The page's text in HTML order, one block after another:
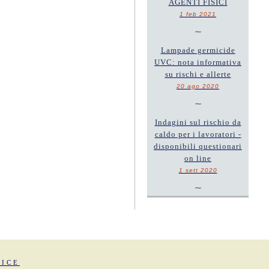
AGENTI FISICI
1 feb 2021
~
Lampade germicide
UVC: nota informativa
su rischi e allerte
20 ago 2020
~
Indagini sul rischio da
caldo per i lavoratori -
disponibili questionari
on line
1 sett 2020
~